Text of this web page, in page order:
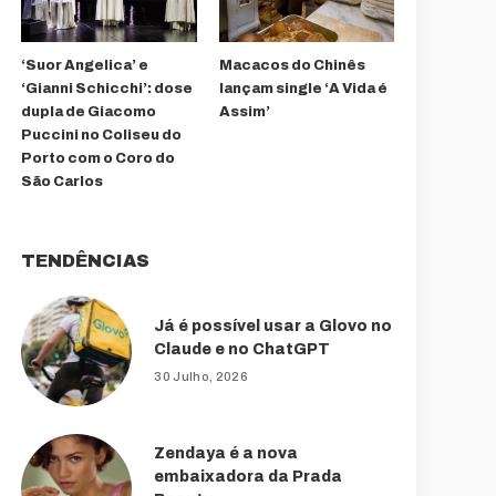
‘Suor Angelica’ e
‘Gianni Schicchi’: dose
dupla de Giacomo
Puccini no Coliseu do
Porto com o Coro do
São Carlos
Macacos do Chinês
lançam single ‘A Vida é
Assim’
TENDÊNCIAS
Já é possível usar a Glovo no
Claude e no ChatGPT
30 Julho, 2026
Zendaya é a nova
embaixadora da Prada